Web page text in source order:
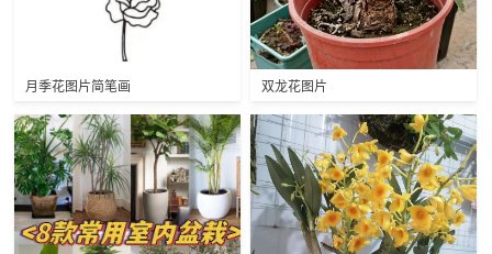
月季花图片简笔画 双龙花图片